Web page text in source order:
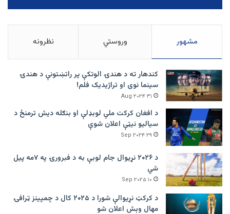
مشهور وروستي نظرونه
کندهار ته د هندۍ الوتکې پر راتښتونې د هندۍ
سینما نوی او تراژيديک فلم!
۳۱ Aug ۲۰۲۴
د افغان کرکت ملي لوبډلې او بنګله دیش ترمنځ د
سیالیو نیټې اعلان شوې
۲۹ Sep ۲۰۲۴
د ۲۰۲۶ نړیوال جام لوبې به د فبرورۍ په ۷مه پیل
شي
۱۰ Sep ۲۰۲۵
د کرکټ نړیوالې شورا د ۲۰۲۵ کال د چمپینز ټرافۍ
مهال وېش اعلان شو